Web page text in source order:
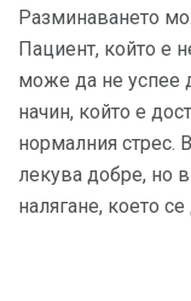
Разминаването
Пациент, който е
може да не успее
начин, който е
нормалния стрес.
лекува добре, но
налягане, което